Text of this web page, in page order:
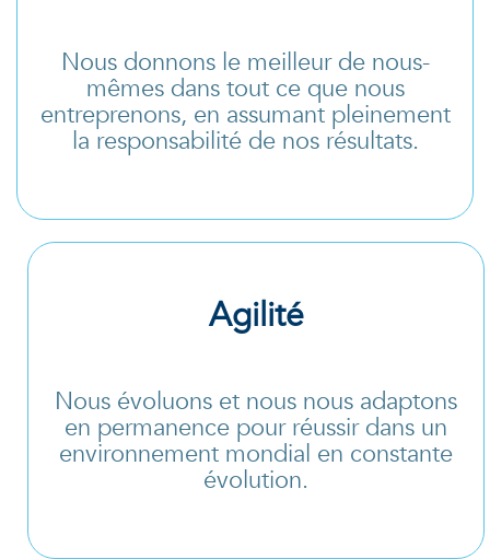
Nous donnons le meilleur de nous-
mêmes dans tout ce que nous
entreprenons, en assumant pleinement
la responsabilité de nos résultats.
Agilité
Nous évoluons et nous nous adaptons
en permanence pour réussir dans un
environnement mondial en constante
évolution.